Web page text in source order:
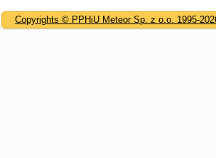
Copyrights © PPHiU Meteor Sp. z o.o. 1995-